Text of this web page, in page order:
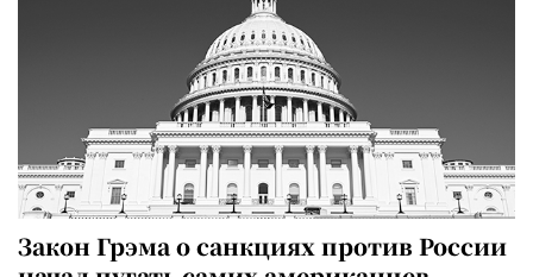
Закон Грэма о санкциях против России